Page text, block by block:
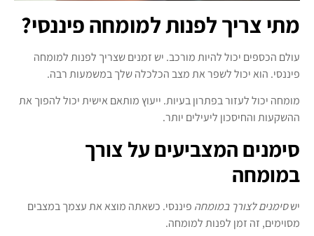
מתי צריך לפנות למומחה פיננסי?
עולם הכספים יכול להיות מורכב. יש זמנים שצריך לפנות למומחה
פיננסי. הוא יכול לשפר את מצב הכלכלה שלך במשמעות רבה.
מומחה יכול לעזור בפתרון בעיות. ייעוץ מותאם אישית יכול להפוך את
ההשקעות והחיסכון ליעילים יותר.
סימנים המצביעים על צורך
במומחה
ישסימנים לצורך במומחה פיננסי. כשאתה מוצא את עצמך במצבים
מסוימים, זה זמן לפנות למומחה.